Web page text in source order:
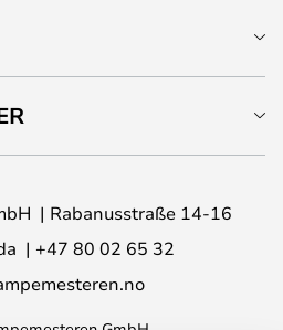
Rabanusstraße 14-16
+47 80 02 65 32